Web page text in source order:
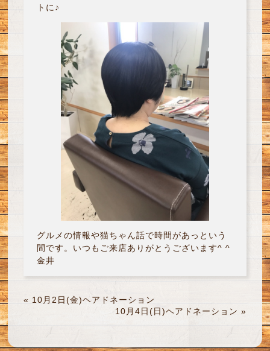
トに♪
グルメの情報や猫ちゃん話で時間があっという
間です。いつもご来店ありがとうございます^ ^
金井
« 10月2日(金)ヘアドネーション
10月4日(日)ヘアドネーション »